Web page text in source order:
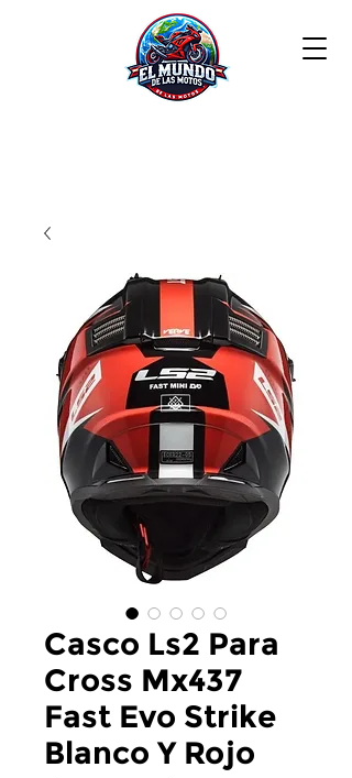
Casco Ls2 Para
Cross Mx437
Fast Evo Strike
Blanco Y Rojo